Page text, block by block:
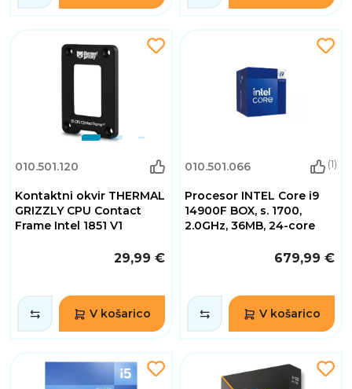
010.501.120
Kontaktni okvir THERMAL
GRIZZLY CPU Contact
Frame Intel 1851 V1
29,99 €
V košarico
010.501.066 (1)
Procesor INTEL Core i9
14900F BOX, s. 1700,
2.0GHz, 36MB, 24-core
679,99 €
V košarico